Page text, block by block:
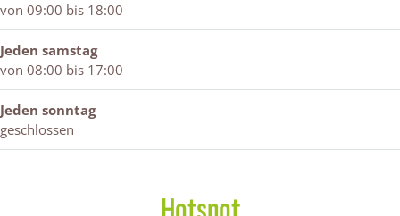
von 09:00 bis 18:00
Jeden samstag
von 08:00 bis 17:00
Jeden sonntag
geschlossen